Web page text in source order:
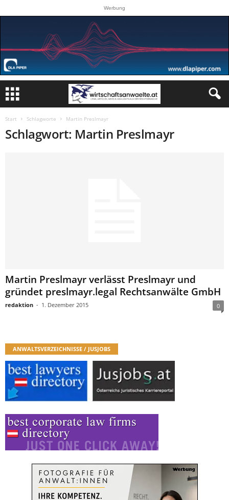
Werbung
Start Schlagworte Martin Preslmayr
Schlagwort: Martin Preslmayr
Martin Preslmayr verlässt Preslmayr und
gründet preslmayr.legal Rechtsanwälte GmbH
redaktion - 1. Dezember 2015 0
ANWALTSVERZEICHNISSE / JUSJOBS